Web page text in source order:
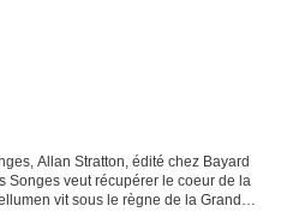
Allan Stratton, édité chez Bayard
Songes veut récupérer le coeur de la
vit sous le règne de la Grande